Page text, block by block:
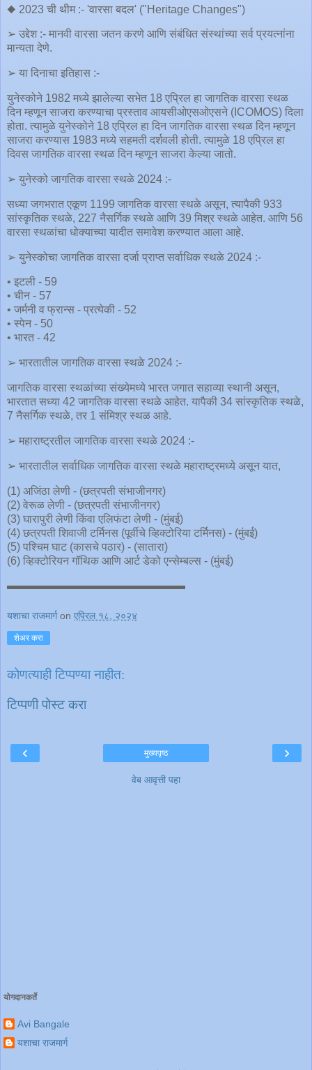
◆ 2023 ची थीम :- 'वारसा बदल' ("Heritage Changes")
➢ उद्देश :- मानवी वारसा जतन करणे आणि संबंधित संस्थांच्या सर्व प्रयत्नांना
मान्यता देणे.
➢ या दिनाचा इतिहास :-
युनेस्कोने 1982 मध्ये झालेल्या सभेत 18 एप्रिल हा जागतिक वारसा स्थळ
दिन म्हणून साजरा करण्याचा प्रस्ताव आयसीओएसओएसने (ICOMOS) दिला
होता. त्यामुळे युनेस्कोने 18 एप्रिल हा दिन जागतिक वारसा स्थळ दिन म्हणून
साजरा करण्यास 1983 मध्ये सहमती दर्शवली होती. त्यामुळे 18 एप्रिल हा
दिवस जागतिक वारसा स्थळ दिन म्हणून साजरा केल्या जातो.
➢ युनेस्को जागतिक वारसा स्थळे 2024 :-
सध्या जगभरात एकूण 1199 जागतिक वारसा स्थळे असून, त्यापैकी 933
सांस्कृतिक स्थळे, 227 नैसर्गिक स्थळे आणि 39 मिश्र स्थळे आहेत. आणि 56
वारसा स्थळांचा धोक्याच्या यादीत समावेश करण्यात आला आहे.
➢ युनेस्कोचा जागतिक वारसा दर्जा प्राप्त सर्वाधिक स्थळे 2024 :-
• इटली - 59
• चीन - 57
• जर्मनी व फ्रान्स - प्रत्येकी - 52
• स्पेन - 50
• भारत - 42
➢ भारतातील जागतिक वारसा स्थळे 2024 :-
जागतिक वारसा स्थळांच्या संख्येमध्ये भारत जगात सहाव्या स्थानी असून,
भारतात सध्या 42 जागतिक वारसा स्थळे आहेत. यापैकी 34 सांस्कृतिक स्थळे,
7 नैसर्गिक स्थळे, तर 1 संमिश्र स्थळ आहे.
➢ महाराष्ट्रतील जागतिक वारसा स्थळे 2024 :-
➢ भारतातील सर्वाधिक जागतिक वारसा स्थळे महाराष्ट्रमध्ये असून यात,
(1) अजिंठा लेणी - (छत्रपती संभाजीनगर)
(2) वेरूळ लेणी - (छत्रपती संभाजीनगर)
(3) घारापुरी लेणी किंवा एलिफंटा लेणी - (मुंबई)
(4) छत्रपती शिवाजी टर्मिनस (पूर्वीचे व्हिक्टोरिया टर्मिनस) - (मुंबई)
(5) पश्चिम घाट (कासचे पठार) - (सातारा)
(6) व्हिक्टोरियन गॉथिक आणि आर्ट डेको एन्सेम्बल्स - (मुंबई)
▬▬▬▬▬▬▬▬▬▬▬▬▬▬▬▬
यशाचा राजमार्ग on एप्रिल १८, २०२४
शेअर करा
कोणत्याही टिप्पण्‍या नाहीत:
टिप्पणी पोस्ट करा
‹ ›
मुख्यपृष्ठ
वेब आवृत्ती पहा
योगदानकर्ते
Avi Bangale
यशाचा राजमार्ग